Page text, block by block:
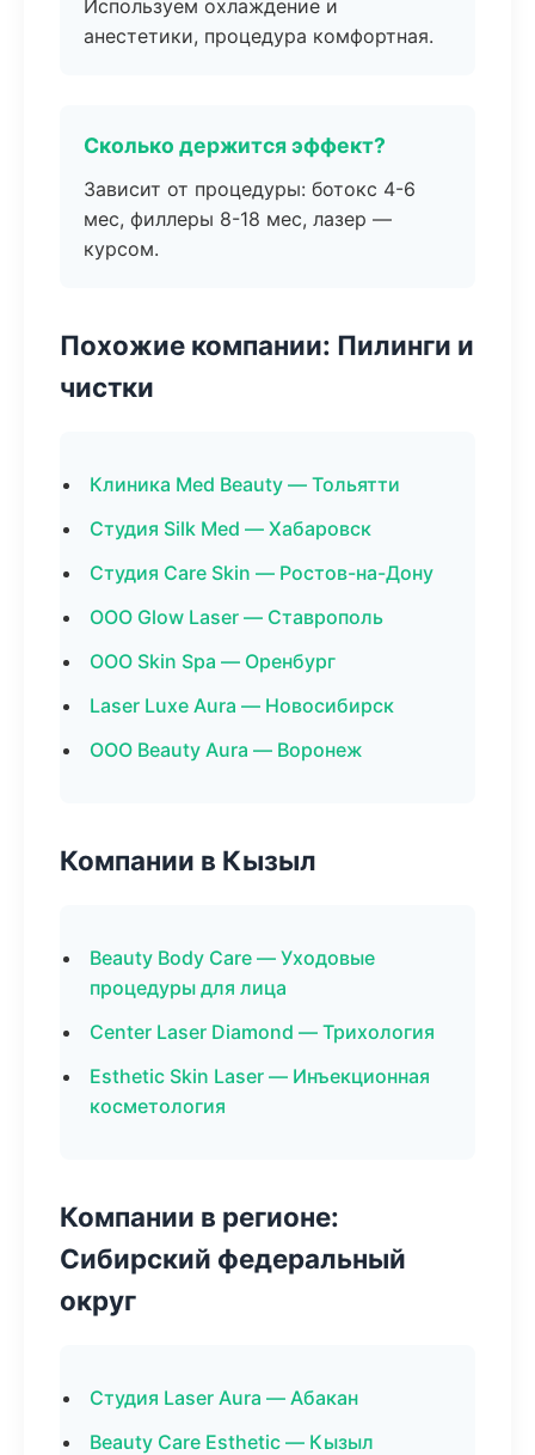
Используем охлаждение и
анестетики, процедура комфортная.
Сколько держится эффект?
Зависит от процедуры: ботокс 4-6
мес, филлеры 8-18 мес, лазер —
курсом.
Похожие компании: Пилинги и
чистки
Клиника Med Beauty — Тольятти
Студия Silk Med — Хабаровск
Студия Care Skin — Ростов-на-Дону
ООО Glow Laser — Ставрополь
ООО Skin Spa — Оренбург
Laser Luxe Aura — Новосибирск
ООО Beauty Aura — Воронеж
Компании в Кызыл
Beauty Body Care — Уходовые
процедуры для лица
Center Laser Diamond — Трихология
Esthetic Skin Laser — Инъекционная
косметология
Компании в регионе:
Сибирский федеральный
округ
Студия Laser Aura — Абакан
Beauty Care Esthetic — Кызыл